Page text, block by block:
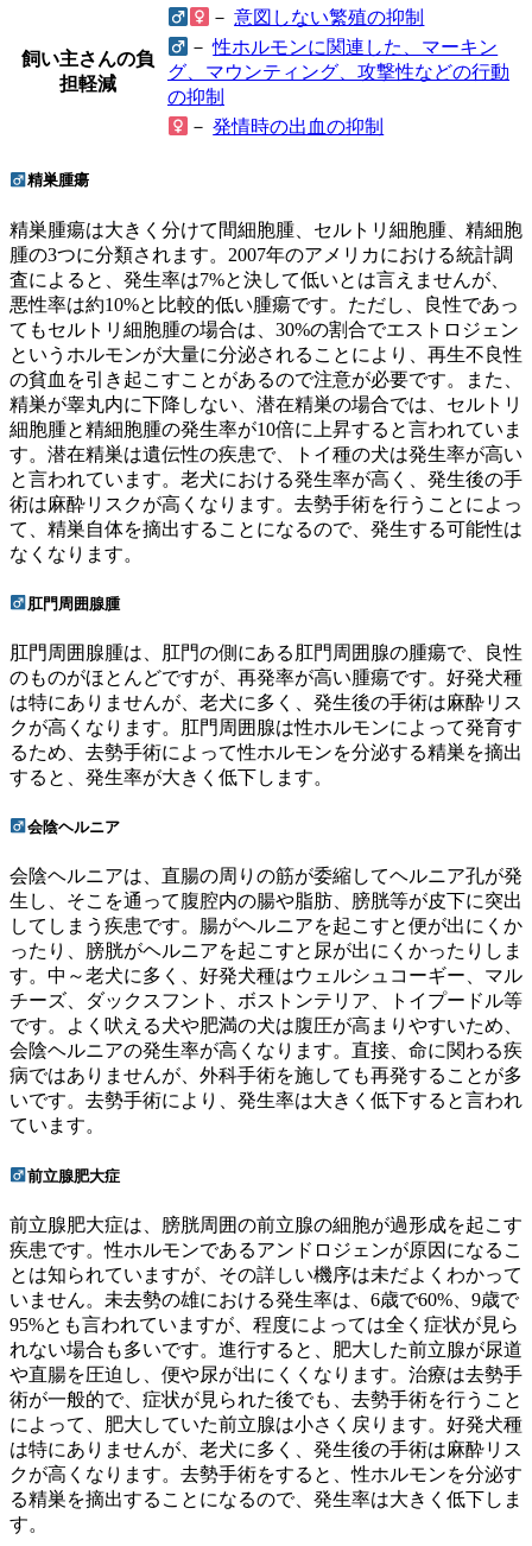
飼い主さんの負
担軽減
－意図しない繁殖の抑制
－性ホルモンに関連した、マーキン
グ、マウンティング、攻撃性などの行動
の抑制
－発情時の出血の抑制
精巣腫瘍
精巣腫瘍は大きく分けて間細胞腫、セルトリ細胞腫、精細胞
腫の3つに分類されます。2007年のアメリカにおける統計調
査によると、発生率は7%と決して低いとは言えませんが、
悪性率は約10%と比較的低い腫瘍です。ただし、良性であっ
てもセルトリ細胞腫の場合は、30%の割合でエストロジェン
というホルモンが大量に分泌されることにより、再生不良性
の貧血を引き起こすことがあるので注意が必要です。また、
精巣が睾丸内に下降しない、潜在精巣の場合では、セルトリ
細胞腫と精細胞腫の発生率が10倍に上昇すると言われていま
す。潜在精巣は遺伝性の疾患で、トイ種の犬は発生率が高い
と言われています。老犬における発生率が高く、発生後の手
術は麻酔リスクが高くなります。去勢手術を行うことによっ
て、精巣自体を摘出することになるので、発生する可能性は
なくなります。
肛門周囲腺腫
肛門周囲腺腫は、肛門の側にある肛門周囲腺の腫瘍で、良性
のものがほとんどですが、再発率が高い腫瘍です。好発犬種
は特にありませんが、老犬に多く、発生後の手術は麻酔リス
クが高くなります。肛門周囲腺は性ホルモンによって発育す
るため、去勢手術によって性ホルモンを分泌する精巣を摘出
すると、発生率が大きく低下します。
会陰ヘルニア
会陰ヘルニアは、直腸の周りの筋が委縮してヘルニア孔が発
生し、そこを通って腹腔内の腸や脂肪、膀胱等が皮下に突出
してしまう疾患です。腸がヘルニアを起こすと便が出にくか
ったり、膀胱がヘルニアを起こすと尿が出にくかったりしま
す。中～老犬に多く、好発犬種はウェルシュコーギー、マル
チーズ、ダックスフント、ボストンテリア、トイプードル等
です。よく吠える犬や肥満の犬は腹圧が高まりやすいため、
会陰ヘルニアの発生率が高くなります。直接、命に関わる疾
病ではありませんが、外科手術を施しても再発することが多
いです。去勢手術により、発生率は大きく低下すると言われ
ています。
前立腺肥大症
前立腺肥大症は、膀胱周囲の前立腺の細胞が過形成を起こす
疾患です。性ホルモンであるアンドロジェンが原因になるこ
とは知られていますが、その詳しい機序は未だよくわかって
いません。未去勢の雄における発生率は、6歳で60%、9歳で
95%とも言われていますが、程度によっては全く症状が見ら
れない場合も多いです。進行すると、肥大した前立腺が尿道
や直腸を圧迫し、便や尿が出にくくなります。治療は去勢手
術が一般的で、症状が見られた後でも、去勢手術を行うこと
によって、肥大していた前立腺は小さく戻ります。好発犬種
は特にありませんが、老犬に多く、発生後の手術は麻酔リス
クが高くなります。去勢手術をすると、性ホルモンを分泌す
る精巣を摘出することになるので、発生率は大きく低下しま
す。